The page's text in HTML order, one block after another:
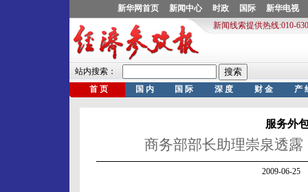
服务外
商务部部长助理崇泉透
2009-06-25